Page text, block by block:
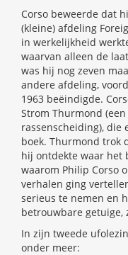
Corso beweerde dat
(kleine) afdeling
in werkelijkheid
waarvan alleen de
was hij nog zeven
andere afdeling,
1963 beëindigde.
Strom Thurmond
rassenscheiding), die
boek. Thurmond trok
hij ontdekte waar het
waarom Philip Corso
verhalen ging
serieus te nemen en
betrouwbare getuige,
In zijn tweede
onder meer: